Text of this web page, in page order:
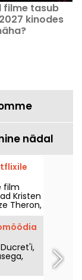
filme tasub
kinodes
nädal
film
Kristen
Theron,